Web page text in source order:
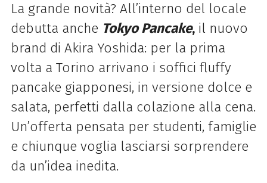
La grande novità? All’interno del locale
debutta anche Tokyo Pancake,il nuovo
brand di Akira Yoshida: per la prima
volta a Torino arrivano i soffici fluffy
pancake giapponesi, in versione dolce e
salata, perfetti dalla colazione alla cena.
Un’offerta pensata per studenti, famiglie
e chiunque voglia lasciarsi sorprendere
da un’idea inedita.